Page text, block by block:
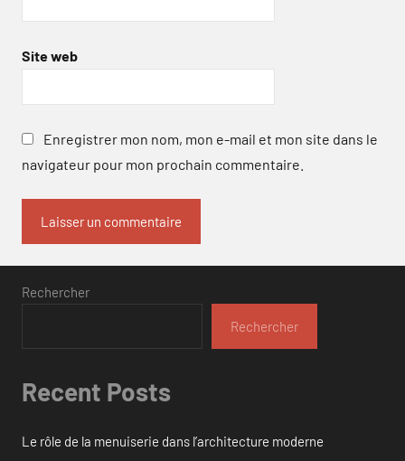
Site web
Enregistrer mon nom, mon e-mail et mon site dans le
navigateur pour mon prochain commentaire.
Rechercher
Rechercher
Recent Posts
Le rôle de la menuiserie dans l’architecture moderne